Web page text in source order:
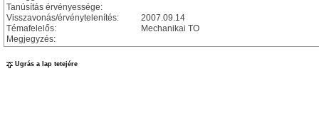
Tanúsítás érvényessége:
Visszavonás/érvénytelenítés:
2007.09.14
Témafelelős:
Mechanikai TO
Megjegyzés:
Ugrás a lap tetejére